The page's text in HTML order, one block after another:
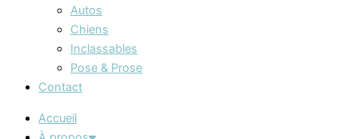
Autos
Chiens
Inclassables
Pose & Prose
Contact
Accueil